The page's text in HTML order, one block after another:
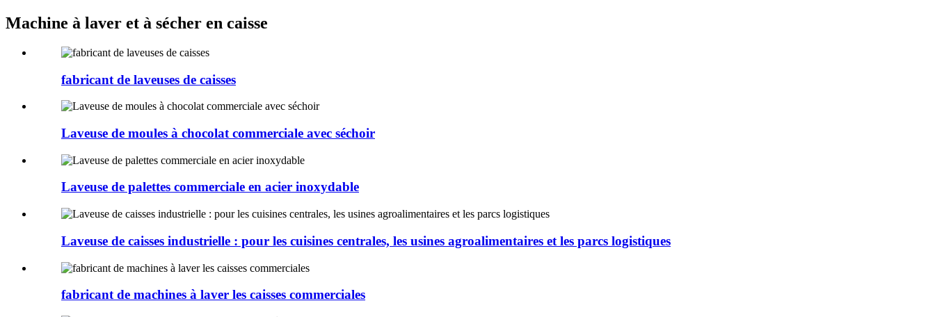
Machine à laver et à sécher en caisse
fabricant de laveuses de caisses
Laveuse de moules à chocolat commerciale avec séchoir
Laveuse de palettes commerciale en acier inoxydable
Laveuse de caisses industrielle : pour les cuisines centrales, les usines agroalimentaires et les parcs logistiques
fabricant de machines à laver les caisses commerciales